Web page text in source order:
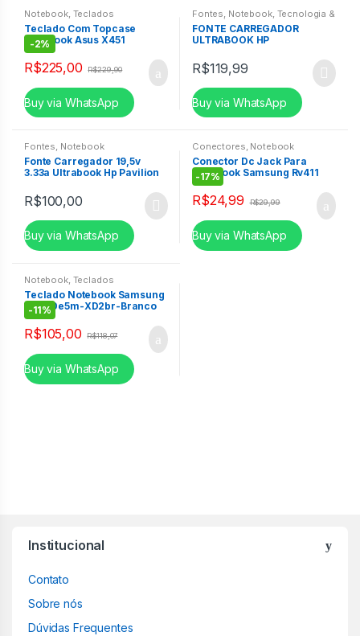
Notebook, Teclados
Teclado Com Topcase
Notebook Asus X451
AEXJB600110 0KNB0-
4133AR00 Preto ABNT2
-2%
R$225,00 R$229,90
Buy via WhatsApp
Fontes Notebook, Tecnologia &
Informática
FONTE CARREGADOR
ULTRABOOK HP
R$119,99
Buy via WhatsApp
Fontes, Notebook
Fonte Carregador 19,5v
3.33a Ultrabook Hp Pavilion
R$100,00
Buy via WhatsApp
Conectores, Notebook
Conector Dc Jack Para
Notebook Samsung Rv411
Rv415 Rv419 Rv420
-17%
R$24,99 R$29,99
Buy via WhatsApp
Notebook, Teclados
Teclado Notebook Samsung
NP300e5m-XD2br-Branco
-11%
R$105,00 R$118,07
Buy via WhatsApp
Institucional
Contato
Sobre nós
Dúvidas Frequentes